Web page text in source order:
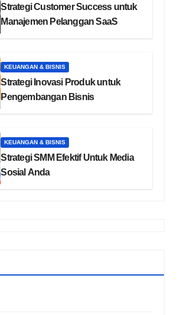
Strategi Customer Success untuk
Manajemen Pelanggan SaaS
KEUANGAN & BISNIS
Strategi Inovasi Produk untuk
Pengembangan Bisnis
KEUANGAN & BISNIS
Strategi SMM Efektif Untuk Media
Sosial Anda